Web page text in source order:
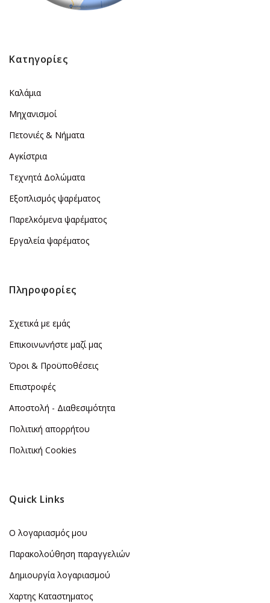
Κατηγορίες
Καλάμια
Μηχανισμοί
Πετονιές & Νήματα
Αγκίστρια
Τεχνητά Δολώματα
Εξοπλισμός ψαρέματος
Παρελκόμενα ψαρέματος
Εργαλεία ψαρέματος
Πληροφορίες
Σχετικά με εμάς
Επικοινωνήστε μαζί μας
Όροι & Προϋποθέσεις
Επιστροφές
Αποστολή - Διαθεσιμότητα
Πολιτική απορρήτου
Πολιτική Cookies
Quick Links
Ο λογαριασμός μου
Παρακολούθηση παραγγελιών
Δημιουργία λογαριασμού
Χαρτης Καταστηματος